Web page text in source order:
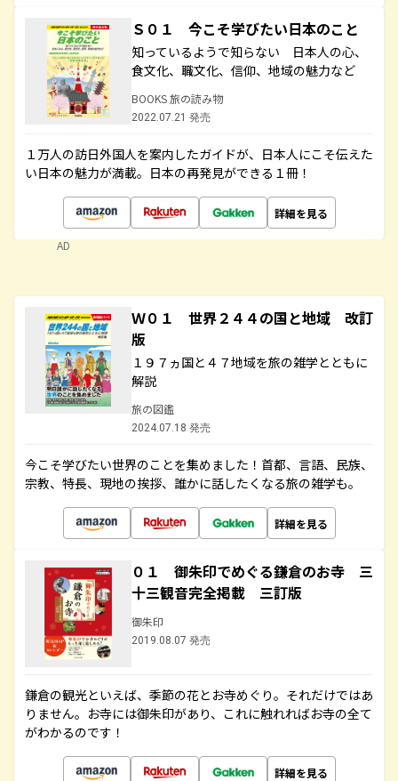
Ｓ０１ 今こそ学びたい日本のこと
知っているようで知らない 日本人の心、
食文化、職文化、信仰、地域の魅力など
BOOKS 旅の読み物
2022.07.21 発売
１万人の訪日外国人を案内したガイドが、日本人にこそ伝えた
い日本の魅力が満載。日本の再発見ができる１冊！
詳細を見る
AD
Ｗ０１ 世界２４４の国と地域 改訂
版
１９７ヵ国と４７地域を旅の雑学とともに
解説
旅の図鑑
2024.07.18 発売
今こそ学びたい世界のことを集めました！首都、言語、民族、
宗教、特長、現地の挨拶、誰かに話したくなる旅の雑学も。
詳細を見る
０１ 御朱印でめぐる鎌倉のお寺 三
十三観音完全掲載 三訂版
御朱印
2019.08.07 発売
鎌倉の観光といえば、季節の花とお寺めぐり。それだけではあ
りません。お寺には御朱印があり、これに触れればお寺の全て
がわかるのです！
詳細を見る